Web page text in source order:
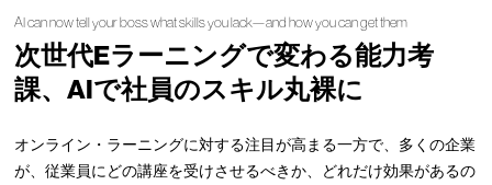
AI can now tell your boss what skills you lack—and how you can get them
次世代Eラーニングで変わる能力考
課、AIで社員のスキル丸裸に
オンライン・ラーニングに対する注目が高まる一方で、多くの企業
が、従業員にどの講座を受けさせるべきか、どれだけ効果があるの